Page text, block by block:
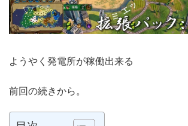
ようやく発電所が稼働出来る
前回の続きから。